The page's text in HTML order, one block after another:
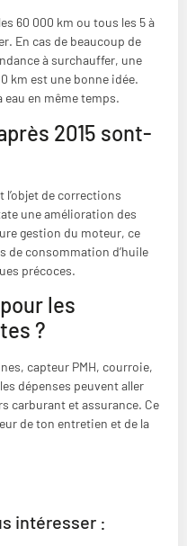
60 000 km ou tous les 5 à
En cas de beaucoup de
à surchauffer, une
km est une bonne idée.
eau en même temps.
2015 sont-
de corrections
une amélioration des
gestion du moteur, ce
de consommation d’huile
précoces.
les
?
capteur PMH, courroie,
dépenses peuvent aller
carburant et assurance. Ce
de ton entretien et de la
intéresser :